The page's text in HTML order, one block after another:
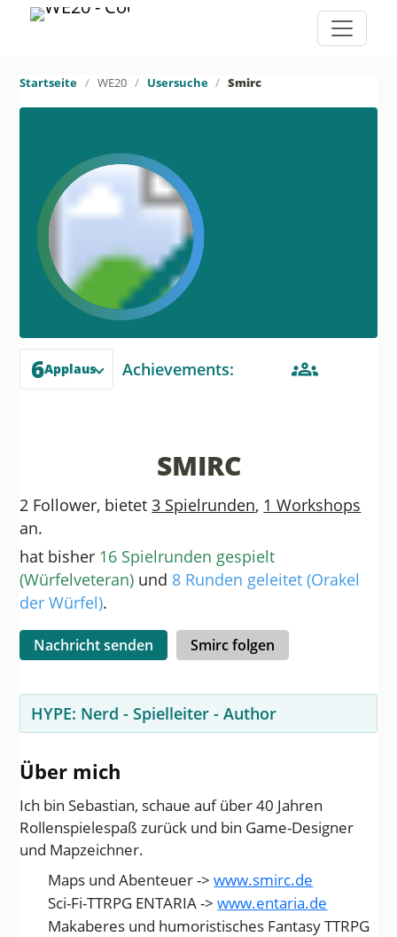
Startseite WE20 Usersuche Smirc
6Applaus Achievements:
SMIRC
2 Follower, bietet3 Spielrunden, 1 Workshops
an.
hat bisher 16 Spielrunden gespielt
(Würfelveteran) und 8 Runden geleitet (Orakel
der Würfel).
Nachricht senden Smirc folgen
HYPE: Nerd -Spielleiter -Author
Über mich
Ich bin Sebastian, schaue auf über 40 Jahren
Rollenspielespaß zurück und bin Game-Designer
und Mapzeichner.
Maps und Abenteuer ->www.smirc.de
Sci-Fi-TTRPG ENTARIA ->www.entaria.de
Makaberes und humoristisches Fantasy TTRPG